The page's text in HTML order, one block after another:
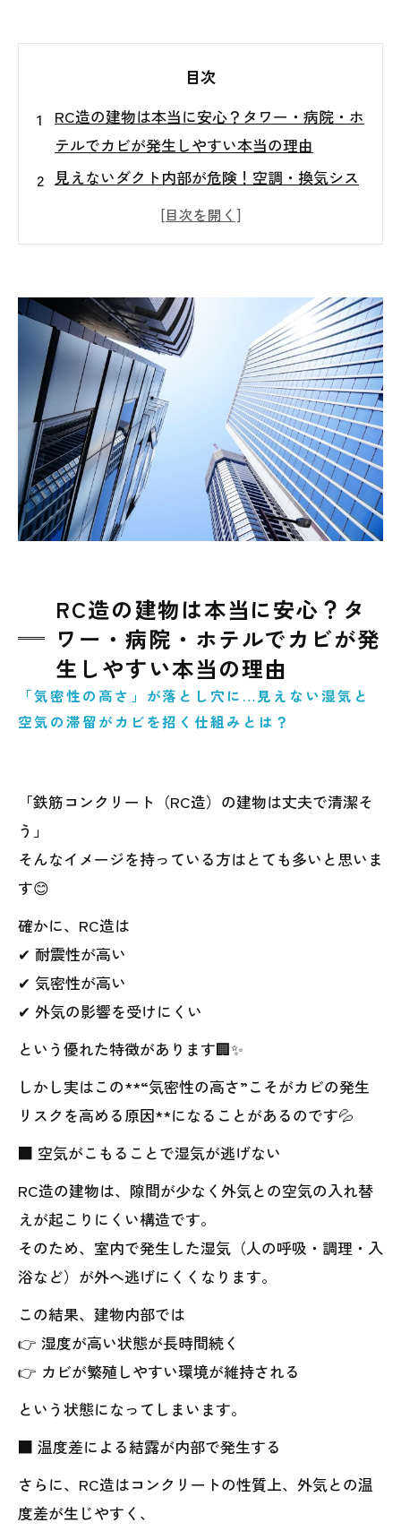
目次
RC造の建物は本当に安心？タワー・病院・ホ
テルでカビが発生しやすい本当の理由
見えないダクト内部が危険！空調・換気シス
テムに潜むカビ増殖の仕組みとは？
夏場は要注意！冷房が引き起こす「結露」が
空気に乗って広がるカビの恐怖…アスペルギ
ルスが引き起こす健康リスクとは？
カビはなぜ繰り返す？再発を防ぐカギは「原
因調査」にあり！
見えないカビを“見える化”！真菌検査でわか
る室内環境の真実とは？
RC造の建物は本当に安心？タ
ワー・病院・ホテルでカビが発
生しやすい本当の理由
「気密性の高さ」が落とし穴に…見えない湿気と
空気の滞留がカビを招く仕組みとは？
「鉄筋コンクリート（RC造）の建物は丈夫で清潔そ
う」
そんなイメージを持っている方はとても多いと思いま
す😊
確かに、RC造は
✔ 耐震性が高い
✔ 気密性が高い
✔ 外気の影響を受けにくい
という優れた特徴があります🏢✨
しかし実はこの**“気密性の高さ”こそがカビの発生
リスクを高める原因**になることがあるのです💦
■ 空気がこもることで湿気が逃げない
RC造の建物は、隙間が少なく外気との空気の入れ替
えが起こりにくい構造です。
そのため、室内で発生した湿気（人の呼吸・調理・入
浴など）が外へ逃げにくくなります。
この結果、建物内部では
👉 湿度が高い状態が長時間続く
👉 カビが繁殖しやすい環境が維持される
という状態になってしまいます。
■ 温度差による結露が内部で発生する
さらに、RC造はコンクリートの性質上、外気との温
度差が生じやすく、